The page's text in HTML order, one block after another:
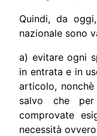
Quindi, da
nazionale sono
a) evitare ogni
in entrata e in
articolo,
salvo che
comprovate
necessità